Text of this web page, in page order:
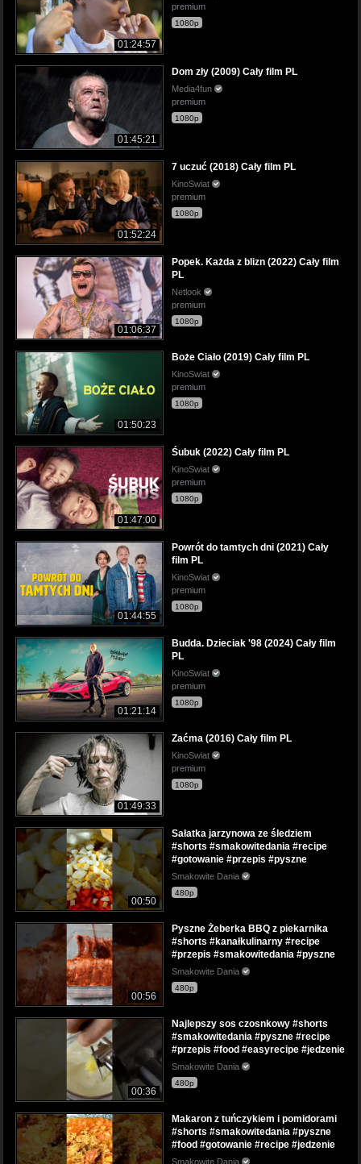
01:24:57
premium
1080p
01:45:21
Dom zły (2009) Cały film PL
Media4fun
premium
1080p
01:52:24
7 uczuć (2018) Cały film PL
KinoSwiat
premium
1080p
01:06:37
Popek. Każda z blizn (2022) Cały film
PL
Netlook
premium
1080p
01:50:23
Boże Ciało (2019) Cały film PL
KinoSwiat
premium
1080p
01:47:00
Śubuk (2022) Cały film PL
KinoSwiat
premium
1080p
01:44:55
Powrót do tamtych dni (2021) Cały
film PL
KinoSwiat
premium
1080p
01:21:14
Budda. Dzieciak '98 (2024) Cały film
PL
KinoSwiat
premium
1080p
01:49:33
Zaćma (2016) Cały film PL
KinoSwiat
premium
1080p
00:50
Sałatka jarzynowa ze śledziem
#shorts #smakowitedania #recipe
#gotowanie #przepis #pyszne
Smakowite Dania
480p
00:56
Pyszne Żeberka BBQ z piekarnika
#shorts #kanałkulinarny #recipe
#przepis #smakowitedania #pyszne
Smakowite Dania
480p
00:36
Najlepszy sos czosnkowy #shorts
#smakowitedania #pyszne #recipe
#przepis #food #easyrecipe #jedzenie
Smakowite Dania
480p
Makaron z tuńczykiem i pomidorami
#shorts #smakowitedania #pyszne
#food #gotowanie #recipe #jedzenie
Smakowite Dania